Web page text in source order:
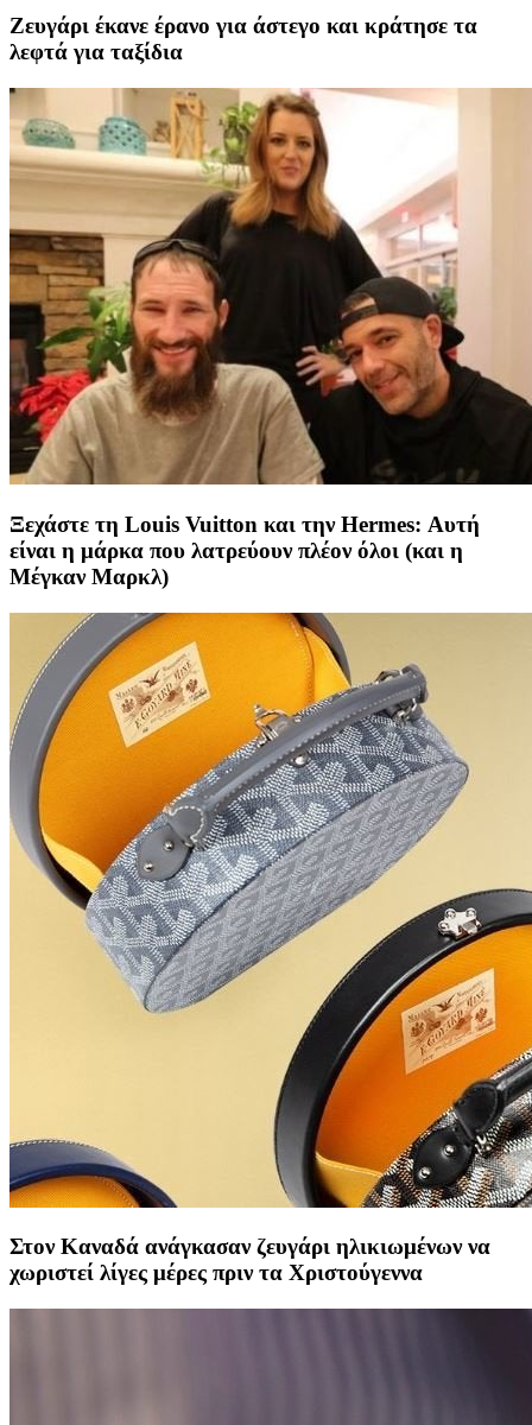
Ζευγάρι έκανε έρανο για άστεγο και κράτησε τα
λεφτά για ταξίδια
Ξεχάστε τη Louis Vuitton και την Hermes: Αυτή
είναι η μάρκα που λατρεύουν πλέον όλοι (και η
Μέγκαν Μαρκλ)
Στον Καναδά ανάγκασαν ζευγάρι ηλικιωμένων να
χωριστεί λίγες μέρες πριν τα Χριστούγεννα